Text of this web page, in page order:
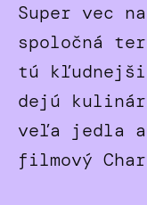
Super vec
spoločná
tú
dejú
veľa jedla
filmový